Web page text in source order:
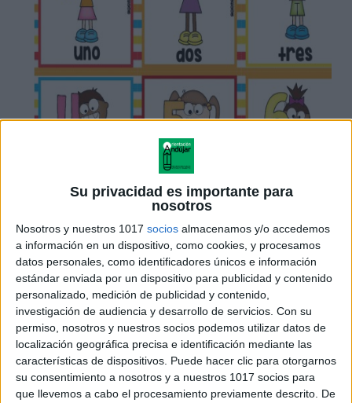
Su privacidad es importante para
nosotros
Nosotros y nuestros 1017 socios almacenamos y/o accedemos
a información en un dispositivo, como cookies, y procesamos
datos personales, como identificadores únicos e información
estándar enviada por un dispositivo para publicidad y contenido
personalizado, medición de publicidad y contenido,
investigación de audiencia y desarrollo de servicios. Con su
permiso, nosotros y nuestros socios podemos utilizar datos de
localización geográfica precisa e identificación mediante las
características de dispositivos. Puede hacer clic para otorgarnos
su consentimiento a nosotros y a nuestros 1017 socios para
que llevemos a cabo el procesamiento previamente descrito. De